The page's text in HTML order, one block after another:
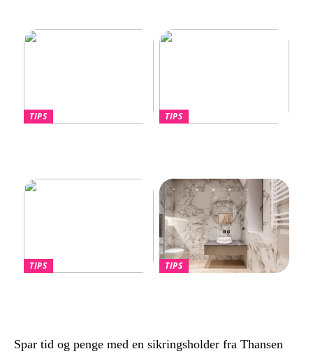
TIPS
TIPS
TIPS
TIPS
Spar tid og penge med en sikringsholder fra Thansen